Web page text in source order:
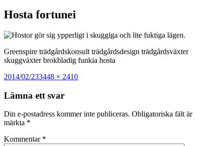
Hosta fortunei
Greenspire trädgårdskonsult trädgårdsdesign trädgårdsväxter
skuggväxter brokbladig funkia hosta
Postat
2014/02/23Full
3448 × 2410
Lämna ett svar
Din e-postadress kommer inte publiceras. Obligatoriska fält är
märkta *
Kommentar *